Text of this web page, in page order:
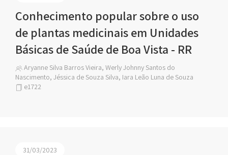
Conhecimento popular sobre o uso
de plantas medicinais em Unidades
Básicas de Saúde de Boa Vista - RR
Aryanne Silva Barros Vieira, Werly Johnny Santos do
Nascimento, Jéssica de Souza Silva, Iara Leão Luna de Souza
e1722
31/03/2023